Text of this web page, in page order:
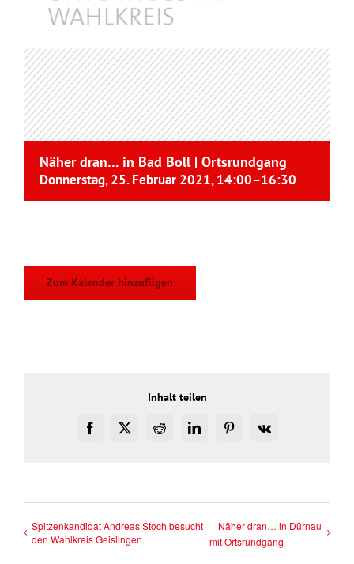
Näher dran… in Bad Boll | Ortsrundgang
Donnerstag, 25. Februar 2021, 14:00–16:30
Zum Kalender hinzufügen
Inhalt teilen
Facebook
X RedditLinkedInPinterest
Vk
Spitzenkandidat Andreas Stoch besucht
den Wahlkreis Geislingen
Näher dran… in Dürnau
mit Ortsrundgang